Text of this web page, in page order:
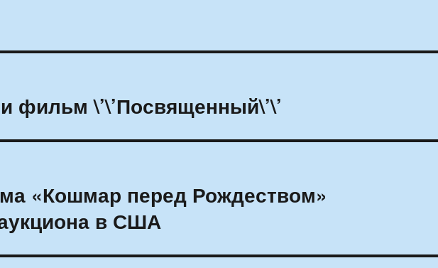
фильм \’\’Посвященный\’\’
«Кошмар перед Рождеством»
в США